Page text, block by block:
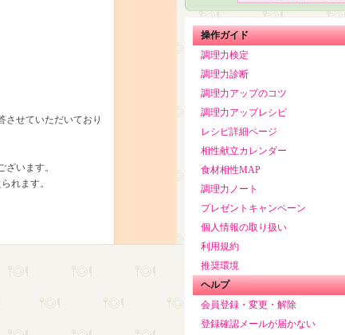
させていただいており
います。
れます。
操作ガイド
調理力検定
調理力診断
調理力アップのコツ
調理力アップレシピ
レシピ詳細ページ
相性献立カレンダー
食材相性MAP
調理力ノート
プレゼントキャンペーン
個人情報の取り扱い
利用規約
推奨環境
ヘルプ
会員登録・変更・解除
登録確認メールが届かない